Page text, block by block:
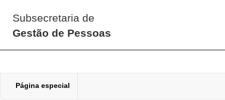
Subsecretaria de
Gestão de Pessoas
Página especial